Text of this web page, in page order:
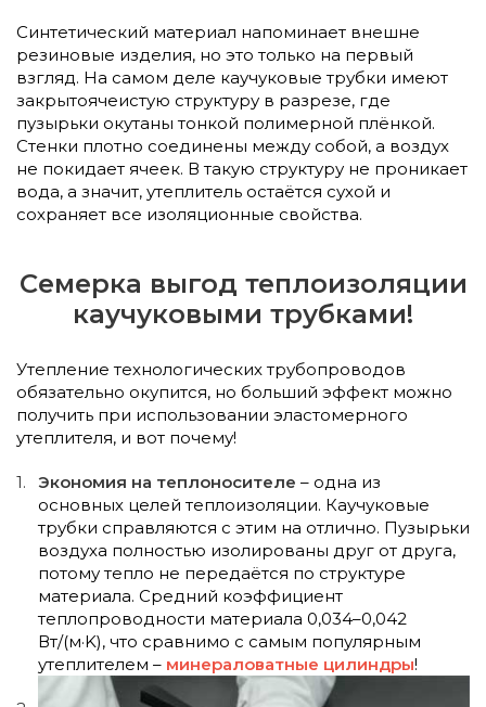
Синтетический материал напоминает внешне
резиновые изделия, но это только на первый
взгляд. На самом деле каучуковые трубки имеют
закрытоячеистую структуру в разрезе, где
пузырьки окутаны тонкой полимерной плёнкой.
Стенки плотно соединены между собой, а воздух
не покидает ячеек. В такую структуру не проникает
вода, а значит, утеплитель остаётся сухой и
сохраняет все изоляционные свойства.
Семерка выгод теплоизоляции
каучуковыми трубками!
Утепление технологических трубопроводов
обязательно окупится, но больший эффект можно
получить при использовании эластомерного
утеплителя, и вот почему!
Экономия на теплоносителе – одна из
основных целей теплоизоляции. Каучуковые
трубки справляются с этим на отлично. Пузырьки
воздуха полностью изолированы друг от друга,
потому тепло не передаётся по структуре
материала. Средний коэффициент
теплопроводности материала 0,034–0,042
Вт/(м·K), что сравнимо с самым популярным
утеплителем – минераловатные цилиндры!